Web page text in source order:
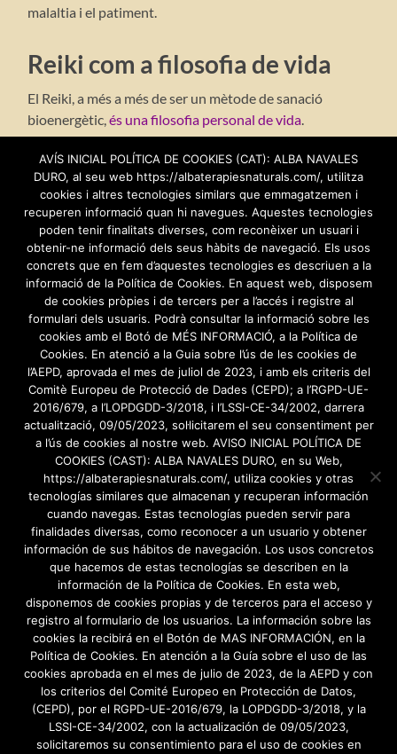
malaltia i el patiment.
Reiki com a filosofia de vida
El Reiki, a més a més de ser un mètode de sanació
bioenergètic,és una filosofia personal de vida
El Reiki està basat en principis Taoistes i Tibetansque
promouen l’alliberament personal, elrespectecap els
altres i la constànciaen el treball personal.
Sócterapeuta de Reikiamb elstres nivells
acreditats per laFederación Española de Reiki.
La meva primeraMestra, Aurora López Galán,
també infermera, em va formar i sintonitzar en
primer i segon nivell de Reiki Ryoho Usui
Tradicional Japonès, en Usui Tibetà i en Reiki
Combat, alCol·legi Oficial d’Infermeres i
Infermers de Barcelonaal2016.
Posteriorment, vaig realitzar de nou el primer i
segon nivell de Usui Reiki Ryoho per a poder
realitzar eltercer nivellamb la Mestra Mª
Carmen Acedo, per laFederación Española de
Reiki, a Torrelles de Llobregat, l’any2022.
Avís legal/Politica de Privacitat
Política de Cookies
AVÍS INICIAL POLÍTICA DE COOKIES (CAT): ALBA NAVALES
DURO, al seu web https://albaterapiesnaturals.com/, utilitza
cookies i altres tecnologies similars que emmagatzemen i
recuperen informació quan hi navegues. Aquestes tecnologies
poden tenir finalitats diverses, com reconèixer un usuari i
obtenir-ne informació dels seus hàbits de navegació. Els usos
concrets que en fem d’aquestes tecnologies es descriuen a la
informació de la Política de Cookies. En aquest web, disposem
de cookies pròpies i de tercers per a l’accés i registre al
formulari dels usuaris. Podrà consultar la informació sobre les
cookies amb el Botó de MÉS INFORMACIÓ, a la Política de
Cookies. En atenció a la Guia sobre l’ús de les cookies de
l’AEPD, aprovada el mes de juliol de 2023, i amb els criteris del
Comitè Europeu de Protecció de Dades (CEPD); a l’RGPD-UE-
2016/679, a l’LOPDGDD-3/2018, i l’LSSI-CE-34/2002, darrera
actualització, 09/05/2023, sol·licitarem el seu consentiment per
a l’ús de cookies al nostre web. AVISO INICIAL POLÍTICA DE
COOKIES (CAST): ALBA NAVALES DURO, en su Web,
https://albaterapiesnaturals.com/, utiliza cookies y otras
tecnologías similares que almacenan y recuperan información
cuando navegas. Estas tecnologías pueden servir para
finalidades diversas, como reconocer a un usuario y obtener
información de sus hábitos de navegación. Los usos concretos
que hacemos de estas tecnologías se describen en la
información de la Política de Cookies. En esta web,
disponemos de cookies propias y de terceros para el acceso y
registro al formulario de los usuarios. La información sobre las
cookies la recibirá en el Botón de MAS INFORMACIÓN, en la
Política de Cookies. En atención a la Guía sobre el uso de las
cookies aprobada en el mes de julio de 2023, de la AEPD y con
los criterios del Comité Europeo en Protección de Datos,
(CEPD), por el RGPD-UE-2016/679, la LOPDGDD-3/2018, y la
LSSI-CE-34/2002, con la actualización de 09/05/2023,
solicitaremos su consentimiento para el uso de cookies en